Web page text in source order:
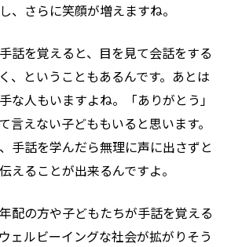
、さらに笑顔が増えますね。
話を覚えると、目を見て会話をする
、ということもあるんです。あとは
な人もいますよね。「ありがとう」
言えない子どももいると思います。
手話を学んだら無理に声に出さずと
えることが出来るんですよ。
配の方や子どもたちが手話を覚える
ェルビーイングな社会が拡がりそう